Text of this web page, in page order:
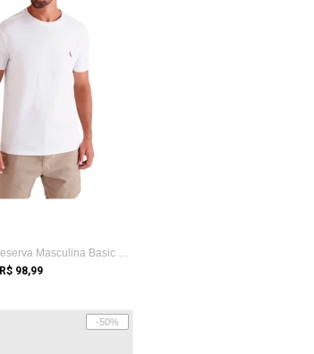
Camiseta Reserva Masculina Basic Red Woo...
R$ 98,99
-50%